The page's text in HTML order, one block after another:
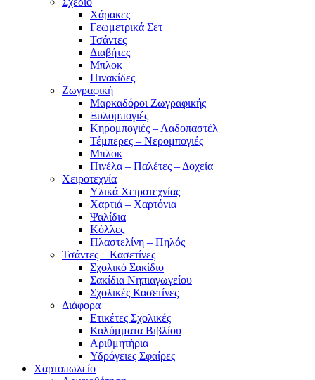
Χάρακες
Γεωμετρικά Σετ
Τσάντες
Διαβήτες
Μπλοκ
Πινακίδες
Ζωγραφική
Μαρκαδόροι Ζωγραφικής
Ξυλομπογιές
Κηρομπογιές – Λαδοπαστέλ
Τέμπερες – Νερομπογιές
Μπλοκ
Πινέλα – Παλέτες – Δοχεία
Χειροτεχνία
Υλικά Χειροτεχνίας
Χαρτιά – Χαρτόνια
Ψαλίδια
Κόλλες
Πλαστελίνη – Πηλός
Τσάντες – Κασετίνες
Σχολικό Σακίδιο
Σακίδια Νηπιαγωγείου
Σχολικές Κασετίνες
Διάφορα
Ετικέτες Σχολικές
Καλύμματα Βιβλίου
Αριθμητήρια
Υδρόγειες Σφαίρες
Χαρτοπωλείο